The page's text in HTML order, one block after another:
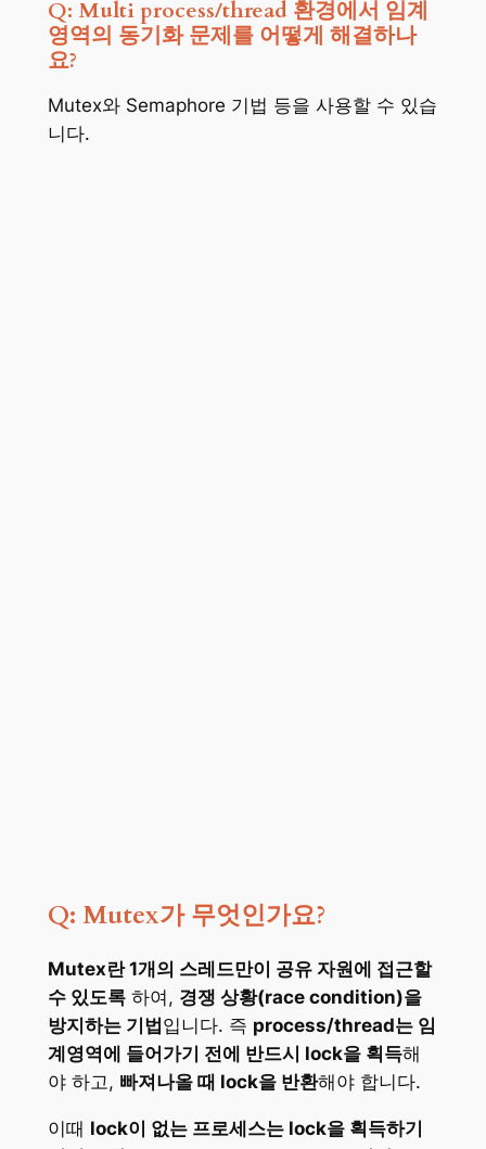
Q: Multi process/thread 환경에서 임계
영역의 동기화 문제를 어떻게 해결하나
요?
Mutex와 Semaphore 기법 등을 사용할 수 있습
니다.
Q: Mutex가 무엇인가요?
Mutex란 1개의 스레드만이 공유 자원에 접근할
수 있도록하여, 경쟁 상황(race condition)을
방지하는 기법 입니다. 즉 process/thread는 임
계영역에 들어가기 전에 반드시 lock을 획득해
야 하고, 빠져나올 때 lock을 반환해야 합니다.
이때 lock이 없는 프로세스는 lock을 획득하기